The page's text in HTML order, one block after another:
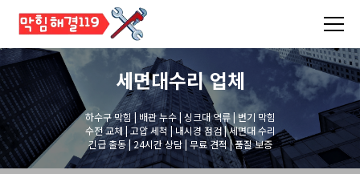
세면대수리업체
하수구 막힘 | 배관 누수 | 싱크대 역류 | 변기 막힘
수전 교체 | 고압 세척 | 내시경 점검 | 세면대 수리
긴급 출동 | 24시간 상담 | 무료 견적 | 품질 보증